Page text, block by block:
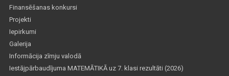
Finansēšanas konkursi
Projekti
Iepirkumi
Galerija
Informācija zīmju valodā
Iestājpārbaudījuma MATEMĀTIKĀ uz 7. klasi rezultāti (2026)